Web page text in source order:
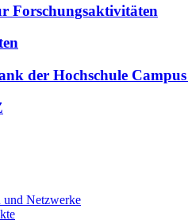
Forschungsaktivitäten
der Hochschule
und Netzwerke